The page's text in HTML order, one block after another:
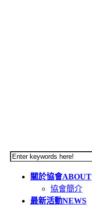
關於協會ABOUT
協會簡介
最新活動NEWS